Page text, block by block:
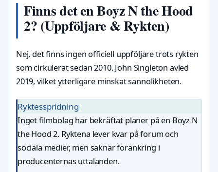
Finns det en Boyz N the Hood
2? (Uppföljare & Rykten)
Nej, det finns ingen officiell uppföljare trots rykten
som cirkulerat sedan 2010. John Singleton avled
2019, vilket ytterligare minskat sannolikheten.
Ryktesspridning
Inget filmbolag har bekräftat planer på en Boyz N
the Hood 2. Ryktena lever kvar på forum och
sociala medier, men saknar förankring i
producenternas uttalanden.